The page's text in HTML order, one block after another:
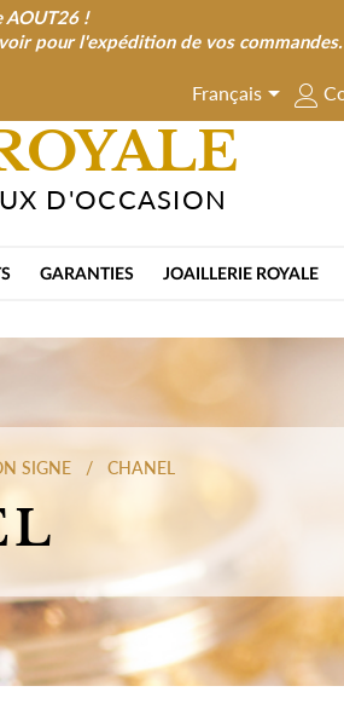
AOUT26 !
pour l'expédition de vos commandes.
Français
D'OCCASION
GARANTIES JOAILLERIE ROYALE
SIGNE CHANEL